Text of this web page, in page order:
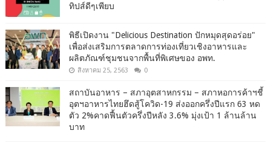
ทิปส์ดีๆเพียบ
พิธีเปิดงาน "Delicious Destination ปักหมุดสุดอร่อย"
เพื่อส่งเสริมการตลาดการท่องเที่ยวเชิงอาหารและ
ผลิตภัณฑ์ชุมชนจากพื้นที่พิเศษของ อพท.
สิงหาคม 25, 2563 0
สถาบันอาหาร – สภาอุตสาหกรรม – สภาหอการค้าฯชี้
อุตฯอาหารไทยฮึดสู้โควิด-19 ส่งออกครึ่งปีแรก 63 หด
ตัว 2%คาดฟื้นตัวครึ่งปีหลัง 3.6% มุ่งเป้า 1 ล้านล้าน
บาท